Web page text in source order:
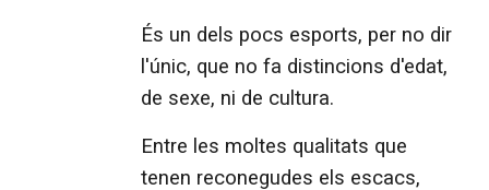
És un dels pocs esports, per no dir
l'únic, que no fa distincions d'edat,
de sexe, ni de cultura.
Entre les moltes qualitats que
tenen reconegudes els escacs,